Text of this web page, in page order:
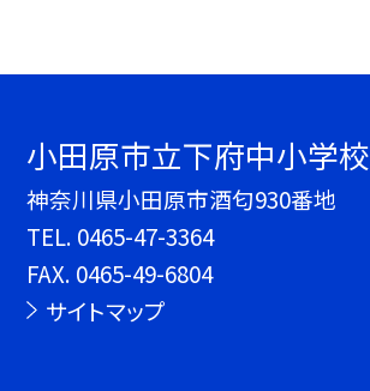
小田原市立下府中小学校
神奈川県小田原市酒匂930番地
TEL. 0465-47-3364
FAX. 0465-49-6804
サイトマップ